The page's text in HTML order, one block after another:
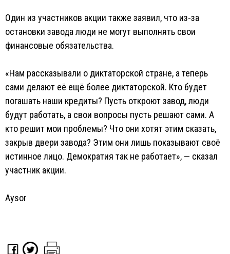
Один из участников акции также заявил, что из-за
остановки завода люди не могут выполнять свои
финансовые обязательства.
«Нам рассказывали о диктаторской стране, а теперь
сами делают её ещё более диктаторской. Кто будет
погашать наши кредиты? Пусть откроют завод, люди
будут работать, а свои вопросы пусть решают сами. А
кто решит мои проблемы? Что они хотят этим сказать,
закрыв двери завода? Этим они лишь показывают своё
истинное лицо. Демократия так не работает», — сказал
участник акции.
Aysor